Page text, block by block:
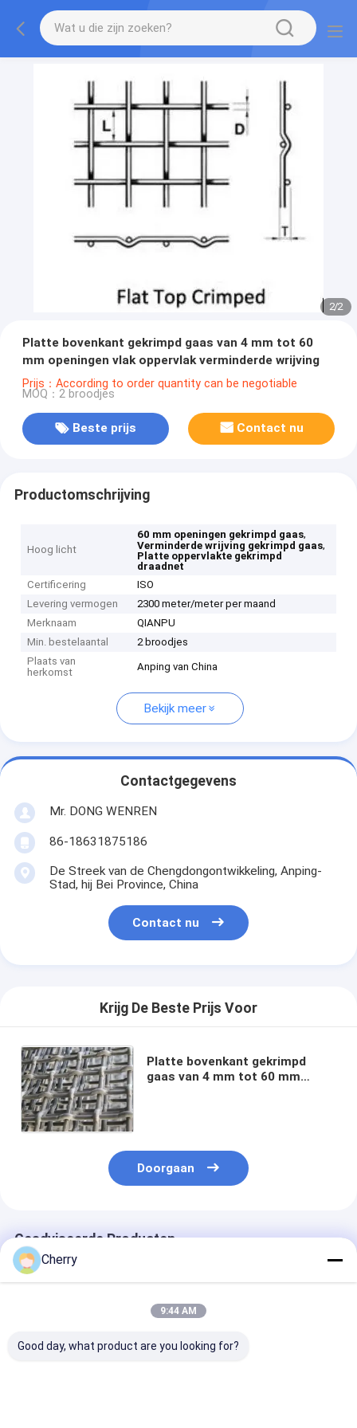
2/2
Platte bovenkant gekrimpd gaas van 4 mm tot 60
mm openingen vlak oppervlak verminderde wrijving
Prijs：According to order quantity can be negotiable
MOQ：2 broodjes
Beste prijs Contact nu
Productomschrijving
Hoog licht
60 mm openingen gekrimpd gaas,
Verminderde wrijving gekrimpd gaas,
Platte oppervlakte gekrimpd
draadnet
Certificering
ISO
Levering vermogen
2300 meter/meter per maand
Merknaam
QIANPU
Min. bestelaantal
2 broodjes
Plaats van
herkomst
Anping van China
Bekijk meer
Contactgegevens
Mr. DONG WENREN
86-18631875186
De Streek van de Chengdongontwikkeling, Anping-
Stad, hij Bei Province, China
Contact nu
Krijg De Beste Prijs Voor
Platte bovenkant gekrimpd
gaas van 4 mm tot 60 mm
Doorgaan
Geadviseerde Producten
Cherry
9:44 AM
Good day, what product are you looking for?